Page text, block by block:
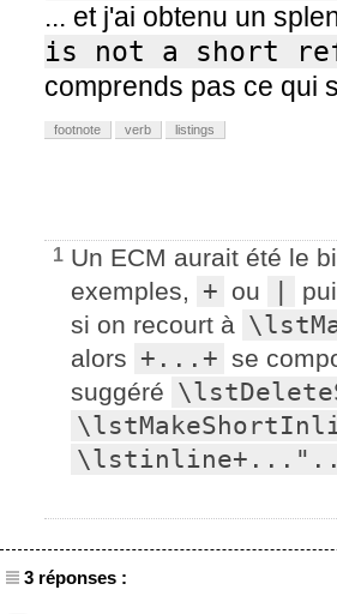
... et j'ai obtenu un
is not a short
comprends pas ce qui
footnote verb listings
1 Un ECM aurait été le
exemples,
+ ou
si on recourt à
alors +...+ se
suggéré
3 réponses :